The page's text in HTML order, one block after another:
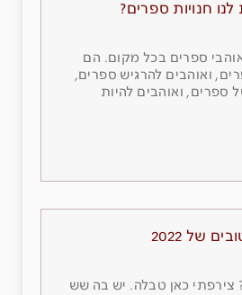
חנויות ספרים?
ספרים בכל מקום. הם
ואוהבים להרגיש ספרים,
ספרים, ואוהבים להיות
של 2022
צירפתי כאן טבלה. יש בה שש